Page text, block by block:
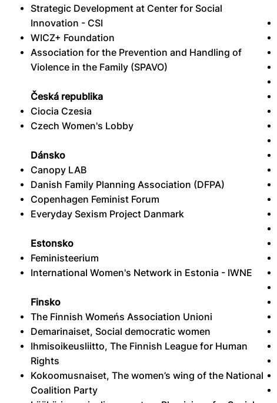
Strategic Development at Center for Social
Innovation - CSI
WICZ+ Foundation
Association for the Prevention and Handling of
Violence in the Family (SPAVO)
Česká republika
Ciocia Czesia
Czech Women's Lobby
Dánsko
Canopy LAB
Danish Family Planning Association (DFPA)
Copenhagen Feminist Forum
Everyday Sexism Project Danmark
Estonsko
Feministeerium
International Women's Network in Estonia - IWNE
Finsko
The Finnish Womeńs Association Unioni
Demarinaiset, Social democratic women
Ihmisoikeusliitto, The Finnish League for Human
Rights
Kokoomusnaiset, The women’s wing of the National
Coalition Party